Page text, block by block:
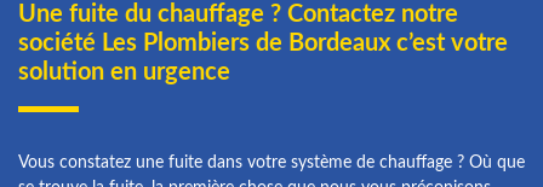
Une fuite du chauffage ? Contactez notre
société Les Plombiers de Bordeaux c’est votre
solution en urgence
Vous constatez une fuite dans votre système de chauffage ? Où que